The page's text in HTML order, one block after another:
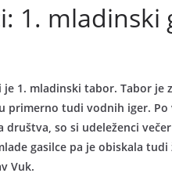
1.
je 1. mladinski tabor. Tabor
primerno tudi vodnih iger.
so si udeleženci
gasilce pa je obiskala
Vuk.